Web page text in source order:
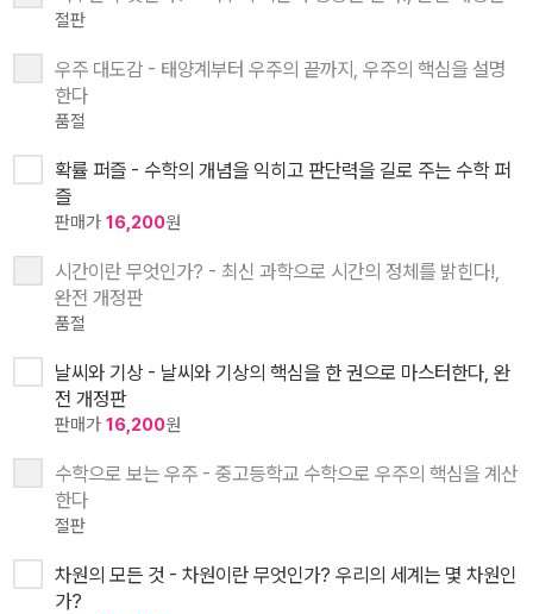
절판
우주 대도감 - 태양계부터 우주의 끝까지, 우주의 핵심을 설명
한다
품절
확률 퍼즐 - 수학의 개념을 익히고 판단력을 길로 주는 수학 퍼
즐
판매가 16,200원
시간이란 무엇인가? - 최신 과학으로 시간의 정체를 밝힌다!,
완전 개정판
품절
날씨와 기상 - 날씨와 기상의 핵심을 한 권으로 마스터한다, 완
전 개정판
판매가 16,200원
수학으로 보는 우주 - 중고등학교 수학으로 우주의 핵심을 계산
한다
절판
차원의 모든 것 - 차원이란 무엇인가? 우리의 세계는 몇 차원인
가?